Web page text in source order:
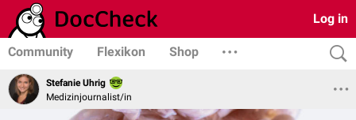
Log in
Community Flexikon Shop
Stefanie Uhrig
Medizinjournalist/in